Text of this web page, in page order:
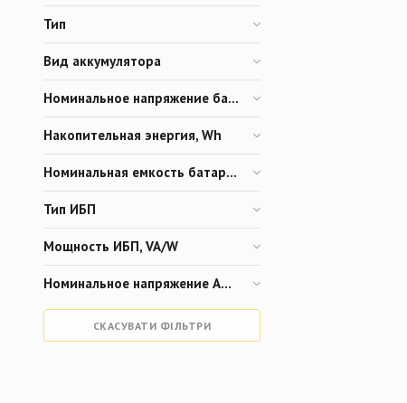
Тип
Вид аккумулятора
Номинальное напряжение батареи, V
Накопительная энергия, Wh
Номинальная емкость батареи, Ah
Тип ИБП
Мощность ИБП, VA/W
Номинальное напряжение АКБ, V
СКАСУВАТИ ФІЛЬТРИ